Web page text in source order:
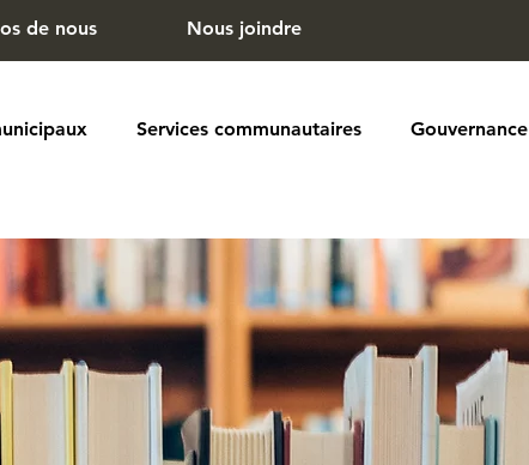
de nous Nous joindre
Services communautaires Gouvernance